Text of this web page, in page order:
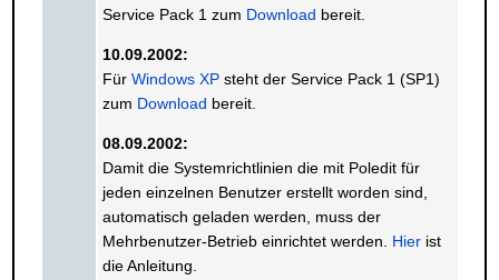
Service Pack 1 zum Download bereit.
10.09.2002:
Für Windows XPsteht der Service Pack 1 (SP1)
zum Download bereit.
08.09.2002:
Damit die Systemrichtlinien die mit Poledit für
jeden einzelnen Benutzer erstellt worden sind,
automatisch geladen werden, muss der
Mehrbenutzer-Betrieb einrichtet werden. Hierist
die Anleitung.